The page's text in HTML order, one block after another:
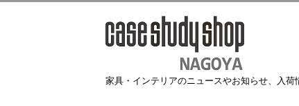
家具・インテリアのニュースやお知らせ、入荷